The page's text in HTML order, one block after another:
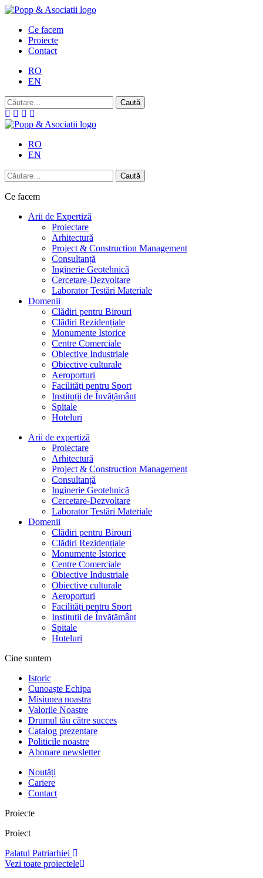
Skip
contentCe facem
Proiecte
Contact
RO
EN
Caută
după:
RO
EN
Caută
după:
Ce facem
Arii de Expertiză
Proiectare
Arhitectură
Project & Construction Management
Consultanță
Inginerie Geotehnică
Cercetare-Dezvoltare
Laborator Testări Materiale
Domenii
Clădiri pentru Birouri
Clădiri Rezidențiale
Monumente Istorice
Centre Comerciale
Obiective Industriale
Obiective culturale
Aeroporturi
Facilități pentru Sport
Instituții de Învățământ
Spitale
Hoteluri
Arii de expertiză
Proiectare
Arhitectură
Project & Construction Management
Consultanță
Inginerie Geotehnică
Cercetare-Dezvoltare
Laborator Testări Materiale
Domenii
Clădiri pentru Birouri
Clădiri Rezidențiale
Monumente Istorice
Centre Comerciale
Obiective Industriale
Obiective culturale
Aeroporturi
Facilități pentru Sport
Instituții de Învățământ
Spitale
Hoteluri
Cine suntem
Istoric
Cunoaște Echipa
Misiunea noastra
Valorile Noastre
Drumul tău către succes
Catalog prezentare
Politicile noastre
Abonare newsletter
Noutăți
Cariere
Contact
Proiecte
Proiect
Palatul Patriarhiei
Vezi toate proiectele